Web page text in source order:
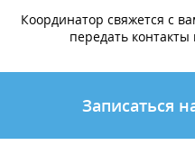
Координатор свяжется с
передать
Записаться